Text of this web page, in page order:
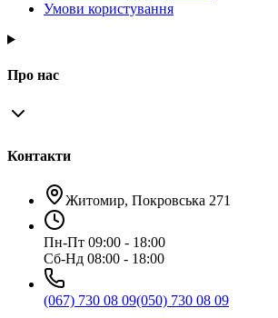
Умови користування
Про нас
Контакти
Житомир, Покровська 271
Пн-Пт 09:00 - 18:00
Сб-Нд 08:00 - 18:00
(067) 730 08 09(050) 730 08 09